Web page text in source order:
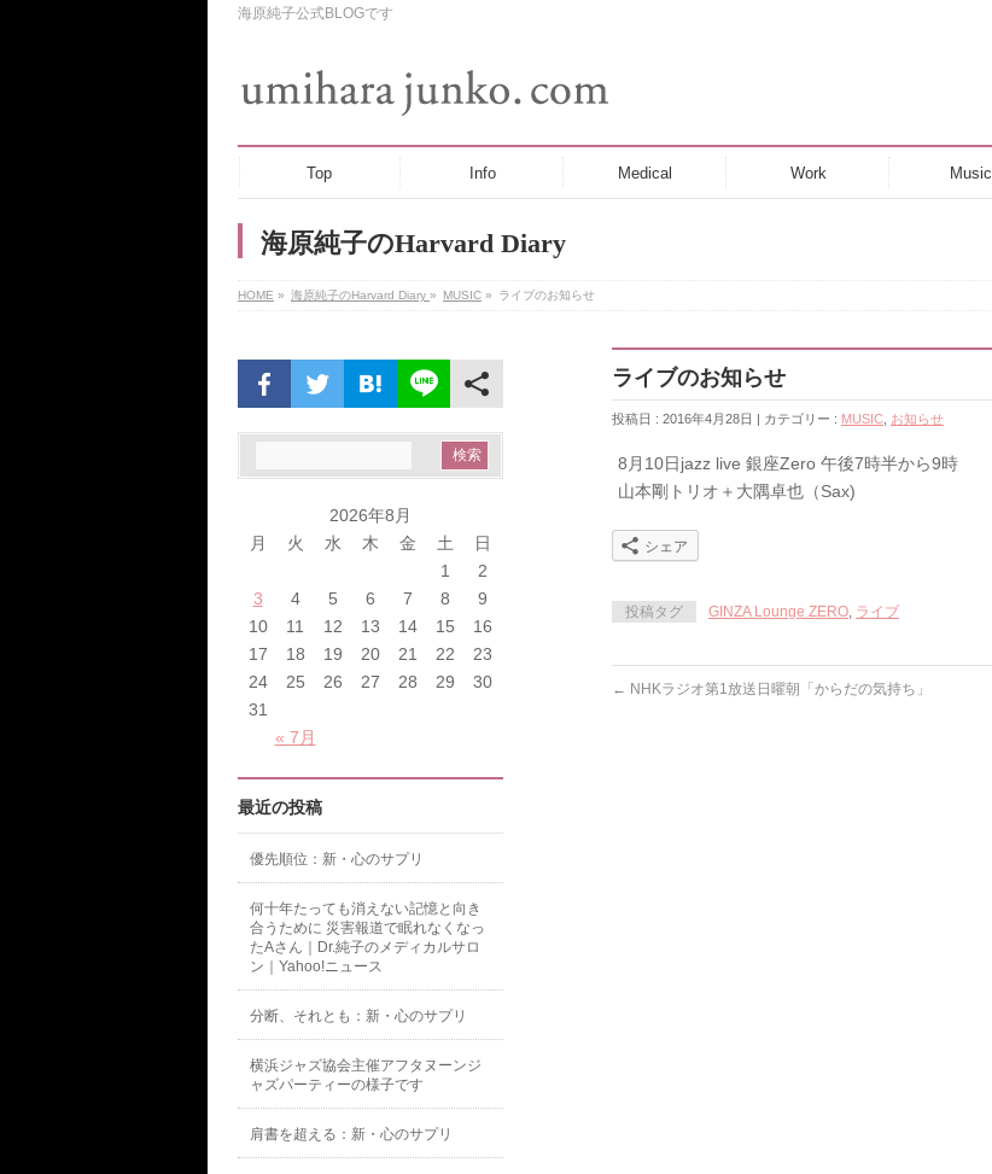
海原純子公式BLOGです
Top Info Medical Work Music
海原純子のHarvard Diary
HOME » 海原純子のHarvard Diary » MUSIC » ライブのお知らせ
ライブのお知らせ
投稿日 : 2016年4月28日 | カテゴリー : MUSIC お知らせ
8月10日jazz live 銀座Zero 午後7時半から9時
山本剛トリオ＋大隅卓也（Sax)
シェア
投稿タグ GINZA Lounge ZERO, ライブ
← NHKラジオ第1放送日曜朝「からだの気持ち」
2026年8月
月
火 水 木 金 土 日
« 7月
1
2
3
4 5 6 7 8
9
10
11 12 13 14 15
16
17
18 19 20 21 22
23
24
25 26 27 28 29
30
31
最近の投稿
優先順位：新・心のサプリ
何十年たっても消えない記憶と向き
合うために 災害報道で眠れなくなっ
たAさん｜Dr.純子のメディカルサロ
ン｜Yahoo!ニュース
分断、それとも：新・心のサプリ
横浜ジャズ協会主催アフタヌーンジ
ャズパーティーの様子です
肩書を超える：新・心のサプリ